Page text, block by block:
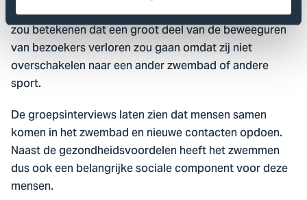
elkaar in het zwembad. Het verlies van het zwembad
zou betekenen dat een groot deel van de beweeguren
van bezoekers verloren zou gaan omdat zij niet
overschakelen naar een ander zwembad of andere
sport.
De groepsinterviews laten zien dat mensen samen
komen in het zwembad en nieuwe contacten opdoen.
Naast de gezondheidsvoordelen heeft het zwemmen
dus ook een belangrijke sociale component voor deze
mensen.